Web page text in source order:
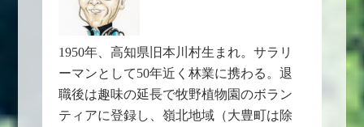
1950年、高知県旧本川村生まれ。サラリ
ーマンとして50年近く林業に携わる。退
職後は趣味の延長で牧野植物園のボラン
ティアに登録し、嶺北地域（大豊町は除